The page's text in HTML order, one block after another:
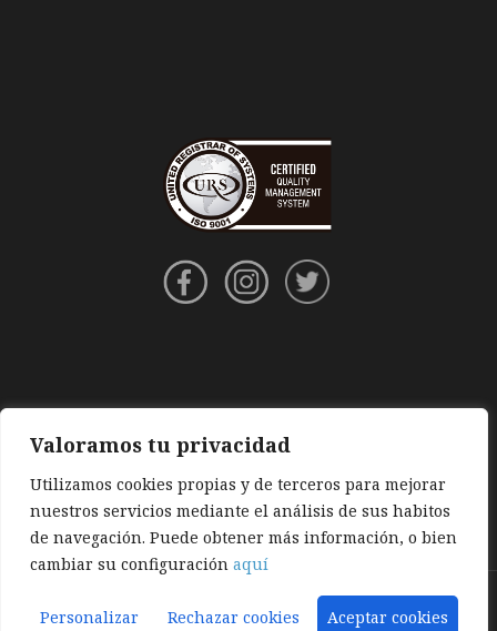
Valoramos tu privacidad
Utilizamos cookies propias y de terceros para mejorar
nuestros servicios mediante el análisis de sus habitos
de navegación. Puede obtener más información, o bien
cambiar su configuración aquí
Personalizar Rechazar cookies Aceptar cookies
Aviso legal| Política de privacidad| Política de cookies